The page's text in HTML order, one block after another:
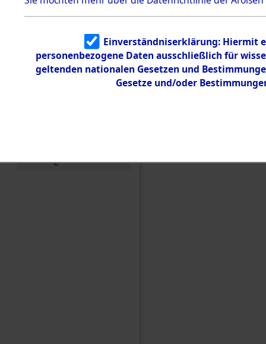
5.3.2
Identifizierun
5.3.3
Todesmärsch
e
Einen Kommentar
den Orten Blindheim
(84597254)
Einverständniserklärung: Hiermit
personenbezogene Daten ausschließlich für
geltenden nationalen Gesetzen und
Gesetze und/oder